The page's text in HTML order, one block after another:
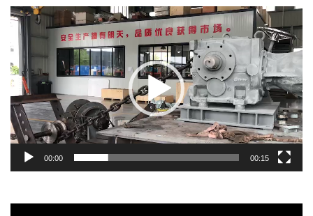
Video
Player
00:00 00:15